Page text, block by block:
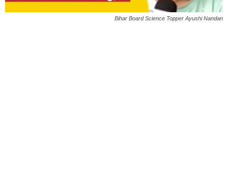
Bihar Board Science Topper Ayushi Nandan